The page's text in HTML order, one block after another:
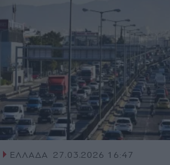
ΕΛΛΑΔΑ 27.03.2026 16:47